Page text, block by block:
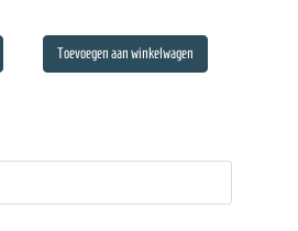
Toevoegen aan winkelwagen